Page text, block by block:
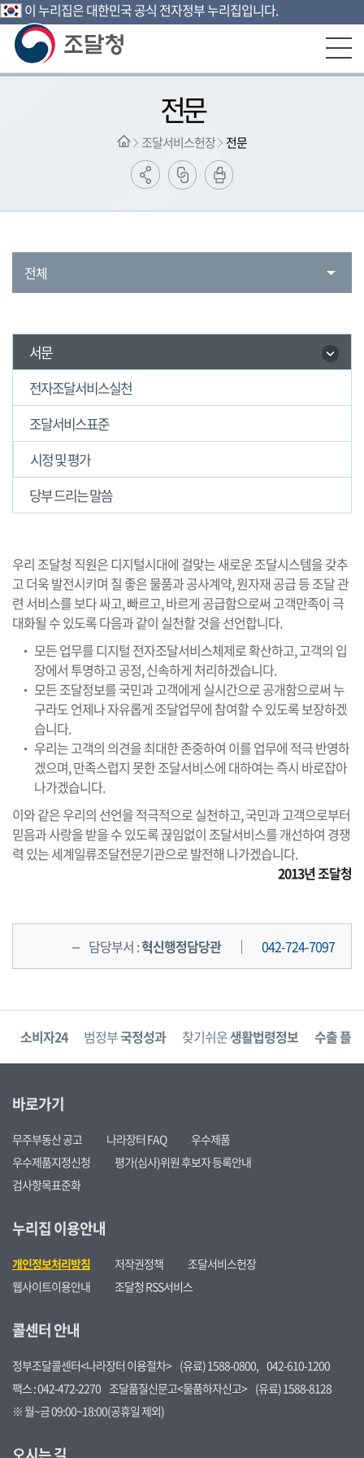
본문영역 바로가기
메인메뉴 바로가기
하단링크 바로가기
이 누리집은 대한민국 공식 전자정부 누리집입니다.
전문
조달서비스헌장 전문
전체
서문
전자조달서비스실천
조달서비스표준
시정 및 평가
당부 드리는 말씀
우리 조달청 직원은 디지털시대에 걸맞는 새로운 조달시스템을 갖추
고 더욱 발전시키며 질 좋은 물품과 공사계약, 원자재 공급 등 조달 관
련 서비스를 보다 싸고, 빠르고, 바르게 공급함으로써 고객만족이 극
대화될 수 있도록 다음과 같이 실천할 것을 선언합니다.
모든 업무를 디지털 전자조달서비스체제로 확산하고, 고객의 입
장에서 투명하고 공정, 신속하게 처리하겠습니다.
모든 조달정보를 국민과 고객에게 실시간으로 공개함으로써 누
구라도 언제나 자유롭게 조달업무에 참여할 수 있도록 보장하겠
습니다.
우리는 고객의 의견을 최대한 존중하여 이를 업무에 적극 반영하
겠으며, 만족스럽지 못한 조달서비스에 대하여는 즉시 바로잡아
나가겠습니다.
이와 같은 우리의 선언을 적극적으로 실천하고, 국민과 고객으로부터
믿음과 사랑을 받을 수 있도록 끊임없이 조달서비스를 개선하여 경쟁
력 있는 세계일류조달전문기관으로 발전해 나가겠습니다.
2013년 조달청
담당부서 :혁신행정담당관 042-724-7097
소비자24 범정부국정성과 찾기쉬운생활법령정보 수출 플
바로가기
무주부동산 공고 나라장터 FAQ
우수제품
우수제품지정신청
평가(심사)위원 후보자 등록안내
검사항목표준화
누리집 이용안내
개인정보처리방침 저작권정책
조달서비스헌장
웹사이트이용안내
조달청 RSS서비스
콜센터 안내
정부조달콜센터<나라장터 이용절차> (유료) 1588-0800, 042-610-1200
팩스 : 042-472-2270 조달품질신문고<물품하자신고> (유료) 1588-8128
※ 월~금 09:00~18:00(공휴일 제외)